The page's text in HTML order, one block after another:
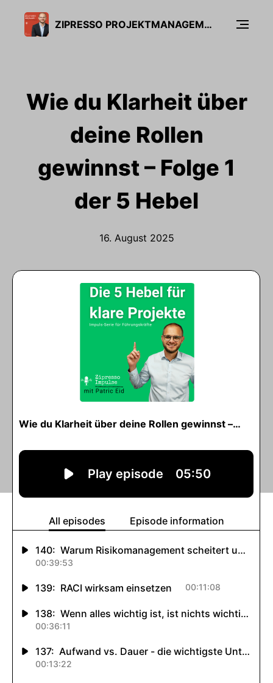
ZIPRESSO PROJEKTMANAGEMENT PODCAST
Wie du Klarheit über
deine Rollen
gewinnst – Folge 1
der 5 Hebel
16. August 2025